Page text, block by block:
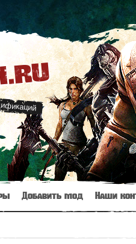
Добавить мод Наши